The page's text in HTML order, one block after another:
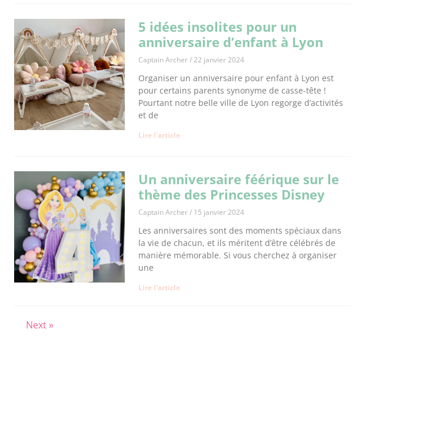
5 idées insolites pour un
anniversaire d’enfant à Lyon
Captain Archer 22 janvier 2024
Organiser un anniversaire pour enfant à Lyon est
pour certains parents synonyme de casse-tête !
Pourtant notre belle ville de Lyon regorge d’activités
et de
Lire l'article
Un anniversaire féérique sur le
thème des Princesses Disney
Captain Archer 15 janvier 2024
Les anniversaires sont des moments spéciaux dans
la vie de chacun, et ils méritent d’être célébrés de
manière mémorable. Si vous cherchez à organiser
une
Lire l'article
Next »